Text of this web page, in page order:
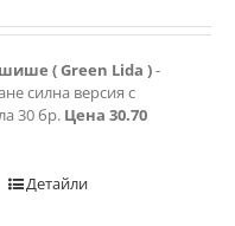
( Green Lida )-
силна версия с
30 бр. Цена 30.70
Детайли